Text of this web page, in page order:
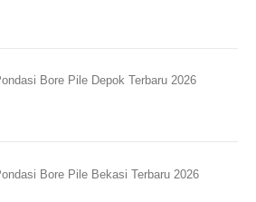
Bore Pile Depok Terbaru 2026
Bore Pile Bekasi Terbaru 2026